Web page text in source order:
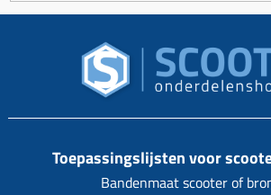
Toepassingslijsten voor
Bandenmaat scooter of